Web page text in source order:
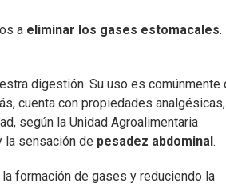
a eliminar los gases estomacales.
digestión. Su uso es comúnmente
cuenta con propiedades analgésicas,
según la Unidad Agroalimentaria
la sensación de pesadez abdominal .
formación de gases y reduciendo la